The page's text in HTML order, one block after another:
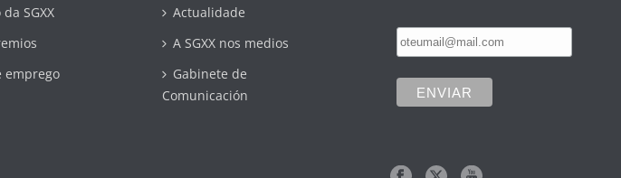
SGXX
emprego
Actualidade
A SGXX nos medios
Gabinete de
Comunicación